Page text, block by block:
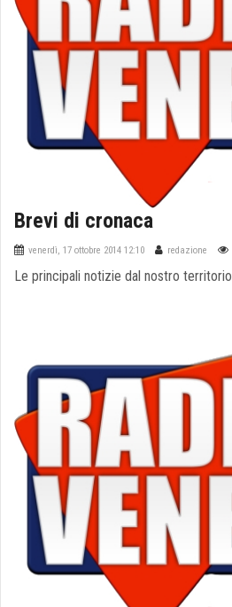
Brevi di cronaca
venerdì, 17 ottobre 2014 12:10 redazione
Le principali notizie dal nostro territorio